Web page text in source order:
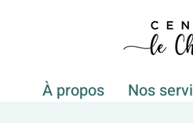
À propos Nos